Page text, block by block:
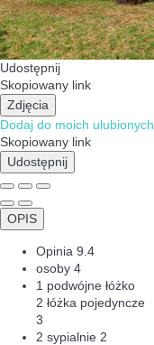
Udostępnij
Skopiowany link
Zdjęcia
Dodaj do moich ulubionych
Skopiowany link
Udostępnij
OPIS
Opinia 9.4
osoby 4
1 podwójne łóżko
2 łóżka pojedyncze
3
2 sypialnie 2